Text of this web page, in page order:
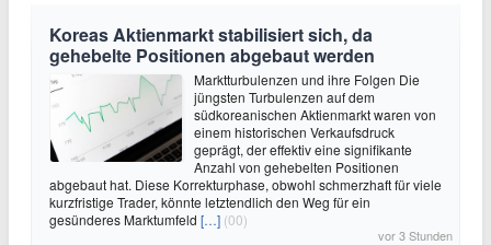
Koreas Aktienmarkt stabilisiert sich, da
gehebelte Positionen abgebaut werden
Marktturbulenzen und ihre Folgen Die
jüngsten Turbulenzen auf dem
südkoreanischen Aktienmarkt waren von
einem historischen Verkaufsdruck
geprägt, der effektiv eine signifikante
Anzahl von gehebelten Positionen
abgebaut hat. Diese Korrekturphase, obwohl schmerzhaft für viele
kurzfristige Trader, könnte letztendlich den Weg für ein
gesünderes Marktumfeld […] (00)
vor 3 Stunden